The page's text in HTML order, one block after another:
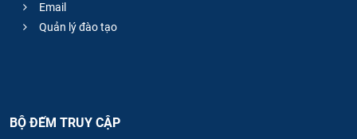
Email
Quản lý đào tạo
BỘ ĐẾM TRUY CẬP